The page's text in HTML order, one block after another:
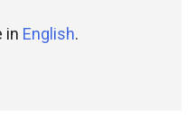
in English.